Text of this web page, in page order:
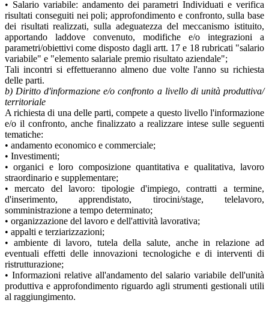
• Salario variabile: andamento dei parametri Individuati e verifica
risultati conseguiti nei poli; approfondimento e confronto, sulla base
dei risultati realizzati, sulla adeguatezza del meccanismo istituito,
apportando laddove convenuto, modifiche e/o integrazioni a
parametri/obiettivi come disposto dagli artt. 17 e 18 rubricati "salario
variabile" e "elemento salariale premio risultato aziendale";
Tali incontri si effettueranno almeno due volte l'anno su richiesta
delle parti.
b) Diritto d'informazione e/o confronto a livello di unità produttiva/
territoriale
A richiesta di una delle parti, compete a questo livello l'informazione
e/o il confronto, anche finalizzato a realizzare intese sulle seguenti
tematiche:
• andamento economico e commerciale;
• Investimenti;
• organici e loro composizione quantitativa e qualitativa, lavoro
straordinario e supplementare;
• mercato del lavoro: tipologie d'impiego, contratti a termine,
d'inserimento, apprendistato, tirocini/stage, telelavoro,
somministrazione a tempo determinato;
• organizzazione del lavoro e dell'attività lavorativa;
• appalti e terziarizzazioni;
• ambiente di lavoro, tutela della salute, anche in relazione ad
eventuali effetti delle innovazioni tecnologiche e di interventi di
ristrutturazione;
• Informazioni relative all'andamento del salario variabile dell'unità
produttiva e approfondimento riguardo agli strumenti gestionali utili
al raggiungimento.